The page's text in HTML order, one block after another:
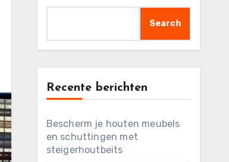
Search
Recente berichten
Bescherm je houten meubels
en schuttingen met
steigerhoutbeits